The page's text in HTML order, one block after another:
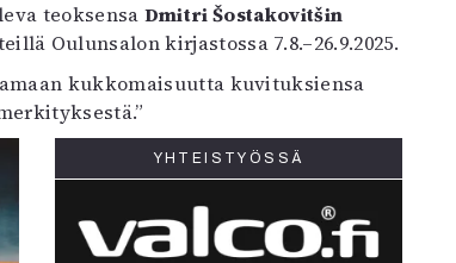
teoksensa Dmitri Šostakovitšin
Oulunsalon kirjastossa 7.8.–26.9.2025.
kukkomaisuutta kuvituksiensa
YHTEISTYÖSSÄ